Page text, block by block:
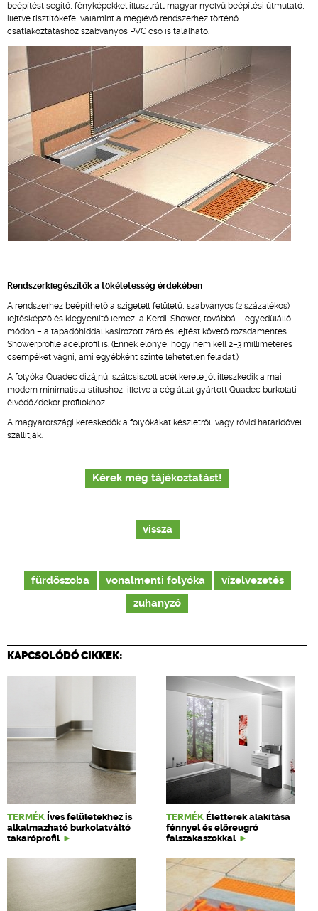
beépítést segítő, fényképekkel illusztrált magyar nyelvű beépítési útmutató,
illetve tisztítókefe, valamint a meglévő rendszerhez történő
csatlakoztatáshoz szabványos PVC cső is található.
Rendszerkiegészítők a tökéletesség érdekében
A rendszerhez beépíthető a szigetelt felületű, szabványos (2 százalékos)
lejtésképző és kiegyenlítő lemez, a Kerdi-Shower, továbbá – egyedülálló
módon – a tapadóhíddal kasírozott záró és lejtést követő rozsdamentes
Showerprofile acélprofil is. (Ennek előnye, hogy nem kell 2–3 milliméteres
csempéket vágni, ami egyébként szinte lehetetlen feladat.)
A folyóka Quadec dizájnú, szálcsiszolt acél kerete jól illeszkedik a mai
modern minimalista stílushoz, illetve a cég által gyártott Quadec burkolati
élvédő/dekor profilokhoz.
A magyarországi kereskedők a folyókákat készletről, vagy rövid határidővel
szállítják.
Kérek még tájékoztatást!
vissza
fürdőszoba vonalmenti folyóka
vízelvezetés
zuhanyzó
KAPCSOLÓDÓ CIKKEK:
TERMÉK Íves felületekhez is
alkalmazható burkolatváltó
takaróprofil
TERMÉK Életterek alakítása
fénnyel és előreugró
falszakaszokkal